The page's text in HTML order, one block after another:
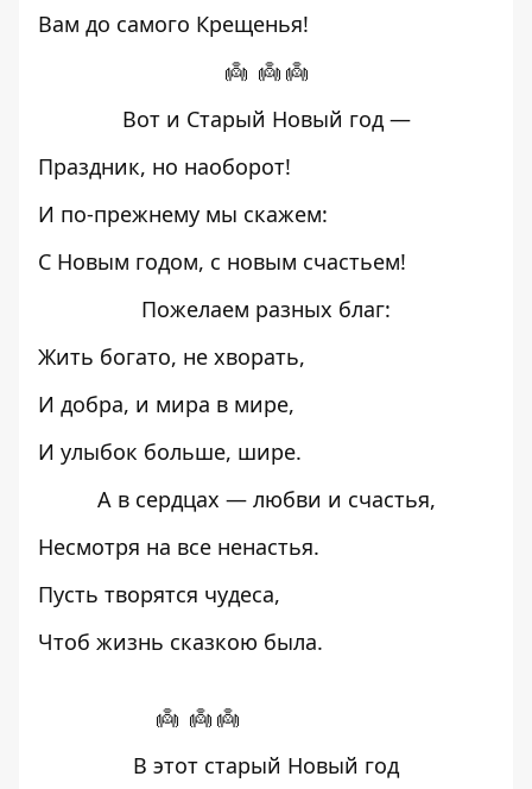
Вам до самого Крещенья!
👼 👼 👼
Вот и Старый Новый год —
Праздник, но наоборот!
И по-прежнему мы скажем:
С Новым годом, с новым счастьем!
Пожелаем разных благ:
Жить богато, не хворать,
И добра, и мира в мире,
И улыбок больше, шире.
А в сердцах — любви и счастья,
Несмотря на все ненастья.
Пусть творятся чудеса,
Чтоб жизнь сказкою была.
👼 👼 👼
В этот старый Новый год